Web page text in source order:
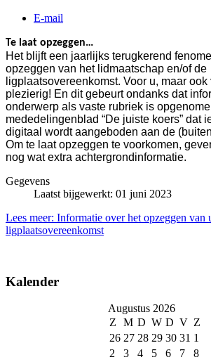
E-mail
Te laat opzeggen…
Het blijft een jaarlijks terugkerend
opzeggen van het lidmaatschap en/of de
ligplaatsovereenkomst. Voor u, maar
plezierig! En dit gebeurt ondanks dat
onderwerp als vaste rubriek is
mededelingenblad “De juiste koers” dat
digitaal wordt aangeboden aan de
Om te laat opzeggen te voorkomen,
nog wat extra achtergrondinformatie.
Gegevens
Laatst bijgewerkt: 01 juni 2023
Lees meer: Informatie over het opzeggen van
ligplaatsovereenkomst
Kalender
Augustus 2026
Z
M D W D V Z
26 27 28 29 30 31 1
2
3 4 5 6 7
8